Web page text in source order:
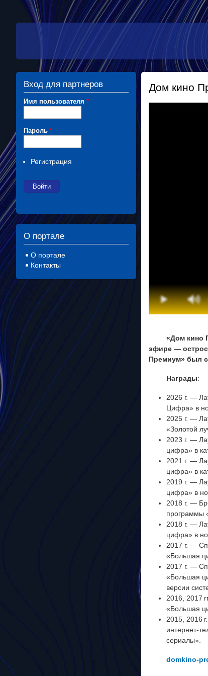
Вход для партнеров
Имя пользователя *
Пароль *
Регистрация
О портале
О портале
Контакты
Дом кино
«Дом кино
эфире —
Премиум» был
Награды:
2026 г. —
Цифра» в
2025 г. —
«Золотой
2023 г. —
цифра» в
2021 г. —
цифра» в
2019 г. —
цифра» в
2018 г. —
программы
2018 г. —
цифра» в
2017 г. —
«Большая
2017 г. —
«Большая
версии
2016, 2017
«Большая
2015, 2016
сериалы».
domkino-